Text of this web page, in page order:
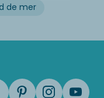
de mer